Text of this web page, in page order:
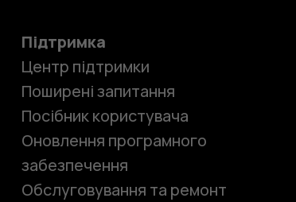
Підтримка
Центр підтримки
Поширені запитання
Посібник користувача
Оновлення програмного
забезпечення
Обслуговування та ремонт